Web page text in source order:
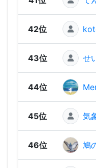
42位
43位 せ
44位
45位 気
46位 鳩